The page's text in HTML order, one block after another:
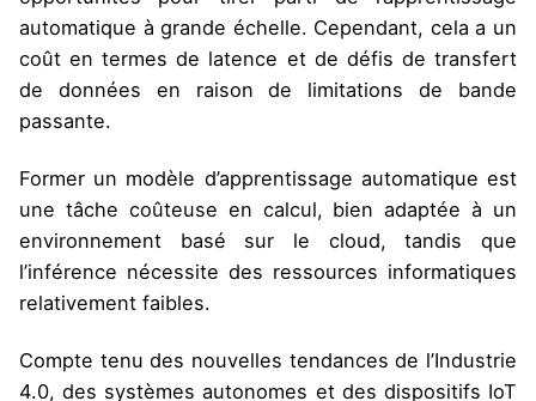
automatique à grande échelle. Cependant, cela a un
coût en termes de latence et de défis de transfert
de données en raison de limitations de bande
passante.
Former un modèle d’apprentissage automatique est
une tâche coûteuse en calcul, bien adaptée à un
environnement basé sur le cloud, tandis que
l’inférence nécessite des ressources informatiques
relativement faibles.
Compte tenu des nouvelles tendances de l’Industrie
4.0, des systèmes autonomes et des dispositifs IoT